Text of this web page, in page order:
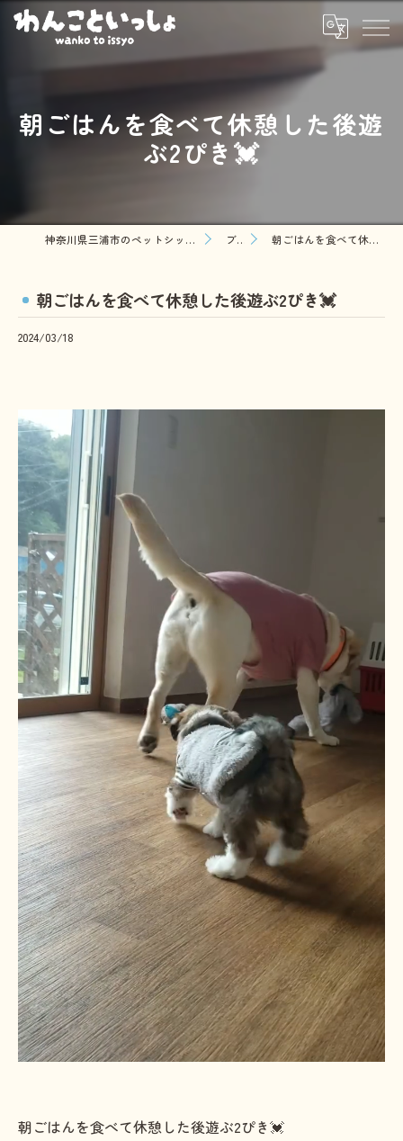
朝ごはんを食べて休憩した後遊
ぶ2ぴき💓
神奈川県三浦市のペットシッターならわんこといっしょ ブログ 朝ごはんを食べて休憩した後遊ぶ2ぴき💓
朝ごはんを食べて休憩した後遊ぶ2ぴき💓
2024/03/18
朝ごはんを食べて休憩した後遊ぶ2ぴき💓